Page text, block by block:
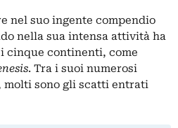
nel suo ingente compendio
nella sua intensa attività ha
cinque continenti, come
. Tra i suoi numerosi
sono gli scatti entrati